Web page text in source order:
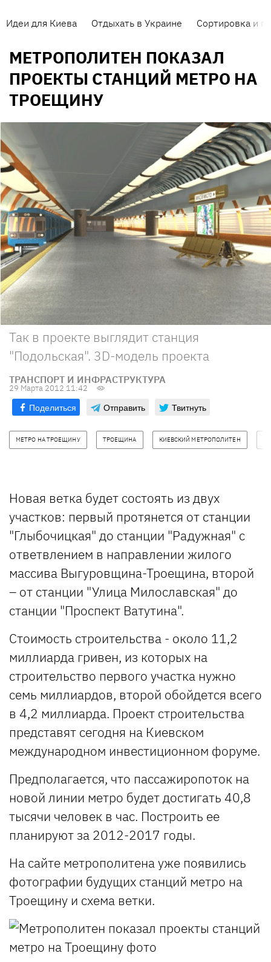
Идеи для Киева Отдыхать в Украине Сортировка и
МЕТРОПОЛИТЕН ПОКАЗАЛ
ПРОЕКТЫ СТАНЦИЙ МЕТРО НА
ТРОЕЩИНУ
Так в проекте выглядит станция
"Подольская". 3D-модель проекта
ТРАНСПОРТ И ИНФРАСТРУКТУРА
29 Марта 2012 11:42
Поделиться Отправить Твитнуть
МЕТРО НА ТРОЕЩИНУ ТРОЕЩИНА КИЕВСКИЙ МЕТРОПОЛИТЕН
Новая ветка будет состоять из двух
участков: первый протянется от станции
"Глыбочицкая" до станции "Радужная" с
ответвлением в направлении жилого
массива Выгуровщина-Троещина, второй
– от станции "Улица Милославская" до
станции "Проспект Ватутина".
Стоимость строительства - около 11,2
миллиарда гривен, из которых на
строительство первого участка нужно
семь миллиардов, второй обойдется всего
в 4,2 миллиарда. Проект строительства
представят сегодня на Киевском
международном инвестиционном форуме.
Предполагается, что пассажиропоток на
новой линии метро будет достигать 40,8
тысячи человек в час. Построить ее
планируют за 2012-2017 годы.
На сайте метрополитена уже появились
фотографии будущих станций метро на
Троещину и схема ветки.